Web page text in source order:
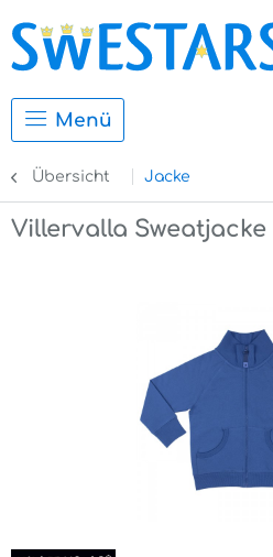
Menü
Übersicht Jacke
Villervalla